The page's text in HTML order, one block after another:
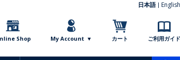
日本語 English
Shop My Account カート ご利用ガイド